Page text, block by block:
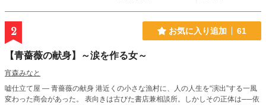
2 お気に入り追加 61
【青薔薇の献身】～涙を作る女～
宵森みなと
嘘仕立て屋 ― 青薔薇の献身 港近くの小さな漁村に、人の人生を“演出”する一風
変わった商会があった。 表向きは古びた書店兼相談所。しかしその正体は──依